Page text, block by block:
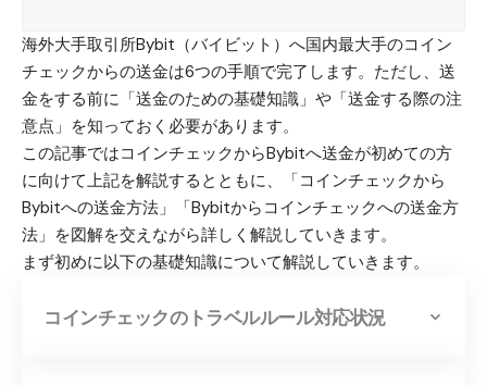
海外大手取引所Bybit（バイビット）へ国内最大手のコイン
チェックからの送金は6つの手順で完了します。ただし、送
金をする前に「送金のための基礎知識」や「送金する際の注
意点」を知っておく必要があります。
この記事ではコインチェックからBybitへ送金が初めての方
に向けて上記を解説するとともに、「コインチェックから
Bybitへの送金方法」「Bybitからコインチェックへの送金方
法」を図解を交えながら詳しく解説していきます。
まず初めに以下の基礎知識について解説していきます。
コインチェックのトラベルルール対応状況